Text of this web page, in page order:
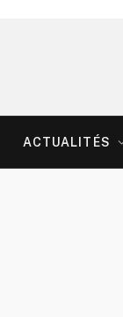
ACTUALITÉS